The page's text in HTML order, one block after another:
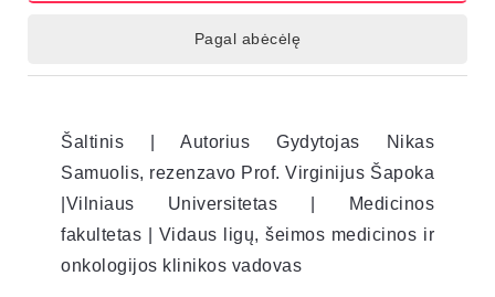
Pagal abėcėlę
Šaltinis | Autorius Gydytojas Nikas
Samuolis, rezenzavo Prof. Virginijus Šapoka
|Vilniaus Universitetas | Medicinos
fakultetas | Vidaus ligų, šeimos medicinos ir
onkologijos klinikos vadovas